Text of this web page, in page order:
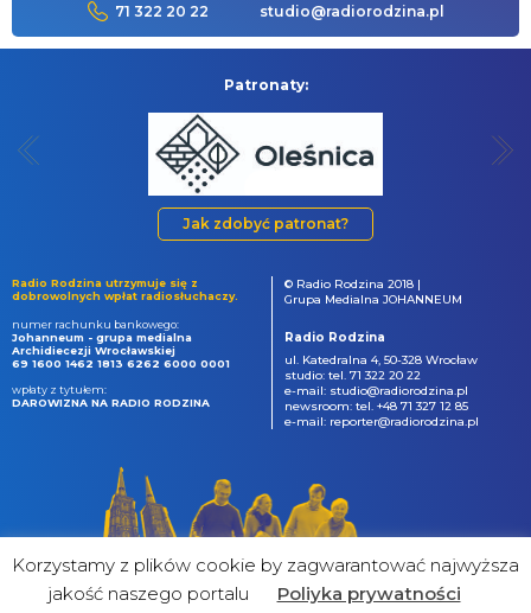
71 322 20 22 studio@radiorodzina.pl
Patronaty:
Jak zdobyć patronat?
Radio Rodzina utrzymuje się z
dobrowolnych wpłat radiosłuchaczy.
numer rachunku bankowego:
Johanneum - grupa medialna
Archidiecezji Wrocławskiej
69 1600 1462 1813 6262 6000 0001
wpłaty z tytułem:
DAROWIZNA NA RADIO RODZINA
© Radio Rodzina 2018 |
Grupa Medialna JOHANNEUM
Radio Rodzina
ul. Katedralna 4, 50-328 Wrocław
studio: tel. 71 322 20 22
e-mail: studio@radiorodzina.pl
newsroom: tel. +48 71 327 12 85
e-mail: reporter@radiorodzina.pl
Korzystamy z plików cookie by zagwarantować najwyższa
jakość naszego portalu
Poliyka prywatności